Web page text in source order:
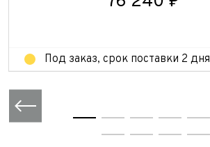
Под заказ, срок поставки 2 дня